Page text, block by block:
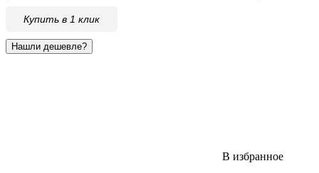
Купить в 1 клик
В избранное